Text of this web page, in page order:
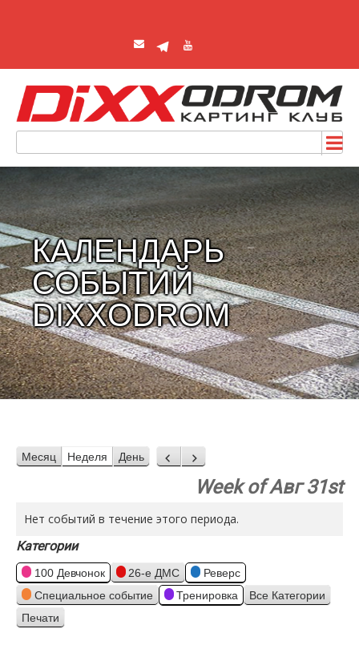
КАЛЕНДАРЬ
СОБЫТИЙ
DIXXODROM
Месяц Неделя День Назад
Вперед
Week of Авг 31st
Нет событий в течение этого периода.
Категории
100 Девчонок 26-е ДМС
Реверс
Специальное событие
Тренировка Все Категории
Просмотр
Печати